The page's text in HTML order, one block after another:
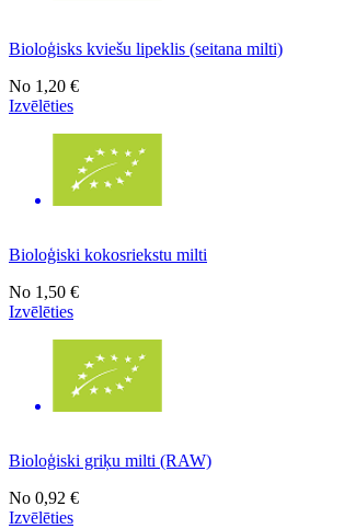
Bioloģisks kviešu lipeklis (seitana milti)
No 1,20 €
Izvēlēties
Bioloģiski kokosriekstu milti
No 1,50 €
Izvēlēties
Bioloģiski griķu milti (RAW)
No 0,92 €
Izvēlēties